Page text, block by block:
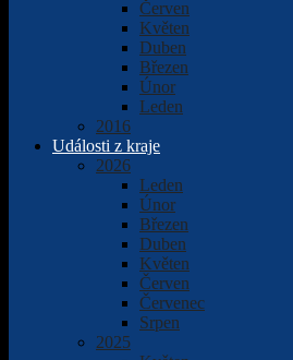
Červen
Květen
Duben
Březen
Únor
Leden
2016
Události z kraje
2026
Leden
Únor
Březen
Duben
Květen
Červen
Červenec
Srpen
2025